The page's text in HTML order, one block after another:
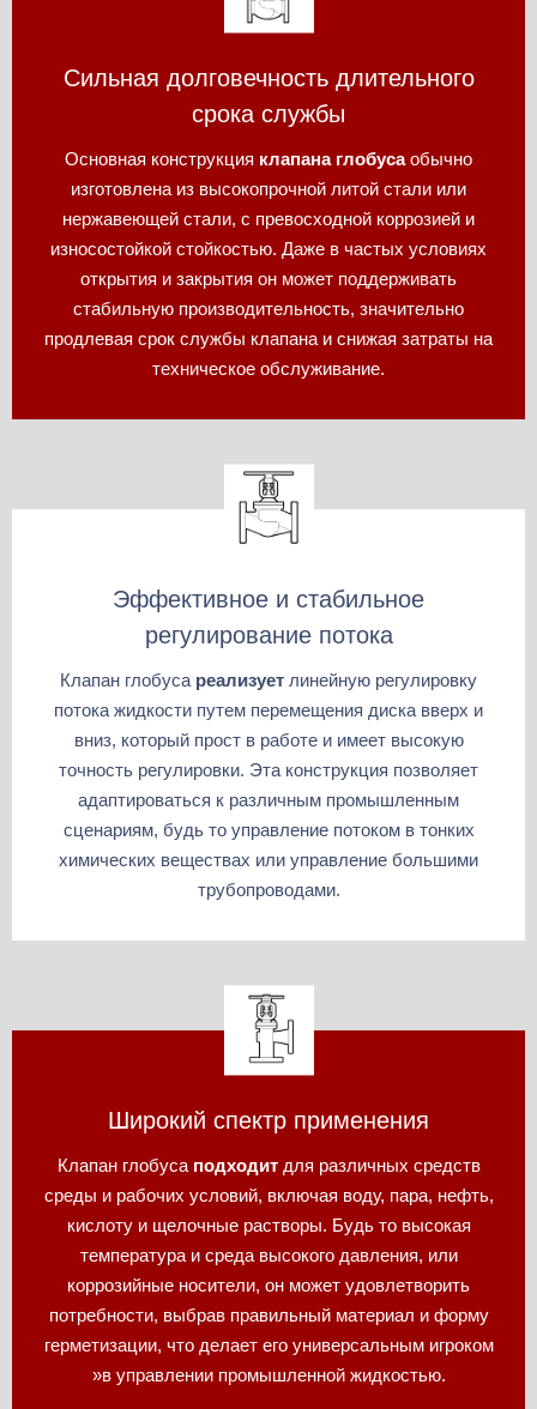
Сильная долговечность длительного
срока службы
Основная конструкция клапана глобусаобычно
изготовлена ​​из высокопрочной литой стали или
нержавеющей стали, с превосходной коррозией и
износостойкой стойкостью. Даже в частых условиях
открытия и закрытия он может поддерживать
стабильную производительность, значительно
продлевая срок службы клапана и снижая затраты на
техническое обслуживание.
Эффективное и стабильное
регулирование потока
Клапан глобуса реализует линейную регулировку
потока жидкости путем перемещения диска вверх и
вниз, который прост в работе и имеет высокую
точность регулировки. Эта конструкция позволяет
адаптироваться к различным промышленным
сценариям, будь то управление потоком в тонких
химических веществах или управление большими
трубопроводами.
Широкий спектр применения
Клапан глобуса подходит для различных средств
среды и рабочих условий, включая воду, пара, нефть,
кислоту и щелочные растворы. Будь то высокая
температура и среда высокого давления, или
коррозийные носители, он может удовлетворить
потребности, выбрав правильный материал и форму
герметизации, что делает его универсальным игроком
»в управлении промышленной жидкостью.